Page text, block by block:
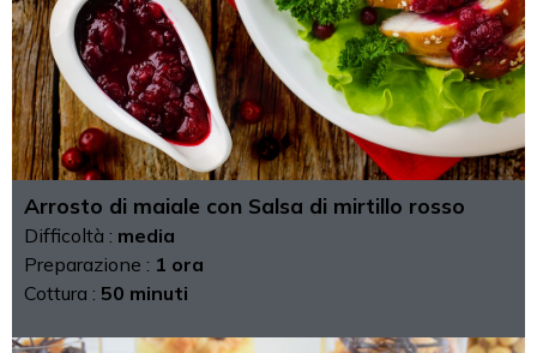
Arrosto di maiale con Salsa di mirtillo rosso
Difficoltà : media
Preparazione : 1 ora
Cottura : 50 minuti